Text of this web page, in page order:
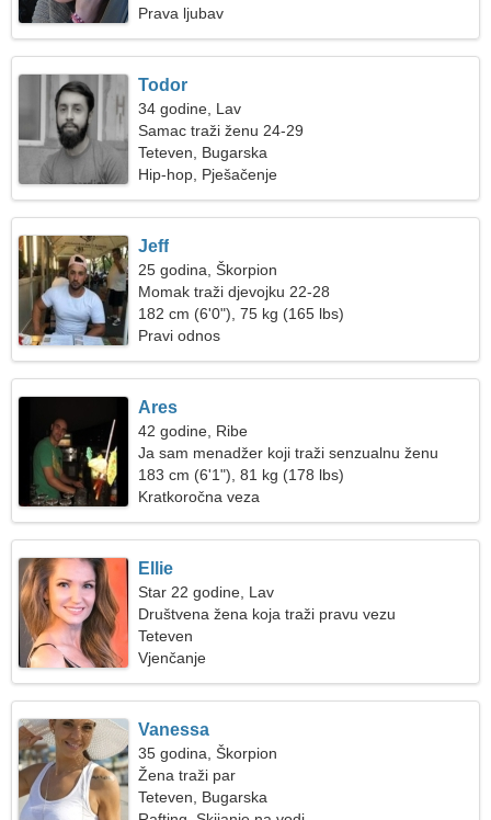
Prava ljubav
Todor
34 godine, Lav
Samac traži ženu 24-29
Teteven, Bugarska
Hip-hop, Pješačenje
Jeff
25 godina, Škorpion
Momak traži djevojku 22-28
182 cm (6'0"), 75 kg (165 lbs)
Pravi odnos
Ares
42 godine, Ribe
Ja sam menadžer koji traži senzualnu ženu
183 cm (6'1"), 81 kg (178 lbs)
Kratkoročna veza
Ellie
Star 22 godine, Lav
Društvena žena koja traži pravu vezu
Teteven
Vjenčanje
Vanessa
35 godina, Škorpion
Žena traži par
Teteven, Bugarska